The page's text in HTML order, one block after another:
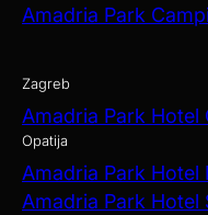
Amadria Park
Zagreb
Amadria Park Hotel
Opatija
Amadria Park Hotel
Amadria Park Hotel